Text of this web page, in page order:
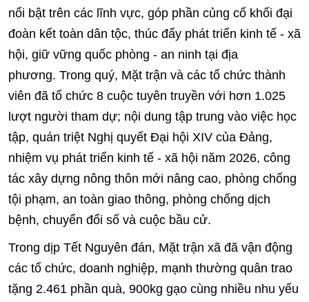
nổi bật trên các lĩnh vực, góp phần củng cố khối đại
đoàn kết toàn dân tộc, thúc đẩy phát triển kinh tế - xã
hội, giữ vững quốc phòng - an ninh tại địa
phương. Trong quý, Mặt trận và các tổ chức thành
viên đã tổ chức 8 cuộc tuyên truyền với hơn 1.025
lượt người tham dự; nội dung tập trung vào việc học
tập, quán triệt Nghị quyết Đại hội XIV của Đảng,
nhiệm vụ phát triển kinh tế - xã hội năm 2026, công
tác xây dựng nông thôn mới nâng cao, phòng chống
tội phạm, an toàn giao thông, phòng chống dịch
bệnh, chuyển đổi số và cuộc bầu cử.
Trong dịp Tết Nguyên đán, Mặt trận xã đã vận động
các tổ chức, doanh nghiệp, mạnh thường quân trao
tặng 2.461 phần quà, 900kg gạo cùng nhiều nhu yếu